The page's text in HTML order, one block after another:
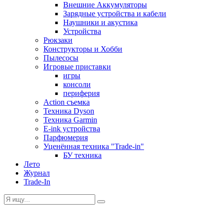
Внешние Аккумуляторы
Зарядные устройства и кабели
Наушники и акустика
Устройства
Рюкзаки
Конструкторы и Хобби
Пылесосы
Игровые приставки
игры
консоли
периферия
Action съемка
Техника Dyson
Техника Garmin
E-ink устройства
Парфюмерия
Уценённая техника "Trade-in"
БУ техника
Лето
Журнал
Trade-In